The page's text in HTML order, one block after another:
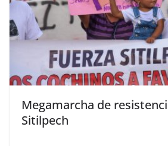
Megamarcha de
Sitilpech